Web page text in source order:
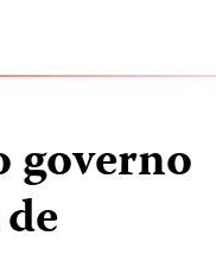
governo